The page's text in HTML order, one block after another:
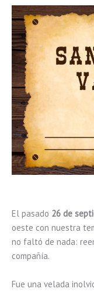
El pasado 26 de
oeste con nuestra
no faltó de nada:
compañía.
Fue una velada